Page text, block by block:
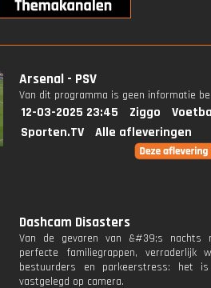
Arsenal - PSV
Van dit programma is geen informatie
12-03-2025 23:45 Ziggo
Sporten.TV
Alle afleveringen
Dashcam Disasters
Van de gevaren van &#39;s nachts
perfecte familiegrappen, verraderlijk
bestuurders en parkeerstress: het
vastgelegd op camera.